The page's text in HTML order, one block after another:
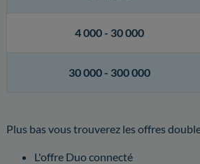
4 000 - 30 000
30 000 - 300 000
Plus bas vous trouverez les offres
L'offre Duo connecté